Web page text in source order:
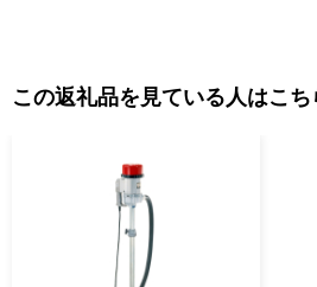
病を癒す祈願所として、皇室をはじめ
には紅葉が楽しめます。
この返礼品を見ている人はこち